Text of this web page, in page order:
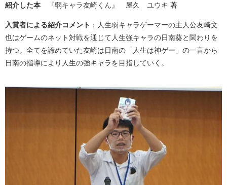
紹介した本 『弱キャラ友崎くん』 屋久 ユウキ 著
入賞者による紹介コメント ：人生弱キャラゲーマーの主人公友崎文
也はゲームのネット対戦を通じて人生強キャラの日南葵と関わりを
持つ。全てを諦めていた友崎は日南の「人生は神ゲー」の一言から
日南の指導により人生の強キャラを目指していく。